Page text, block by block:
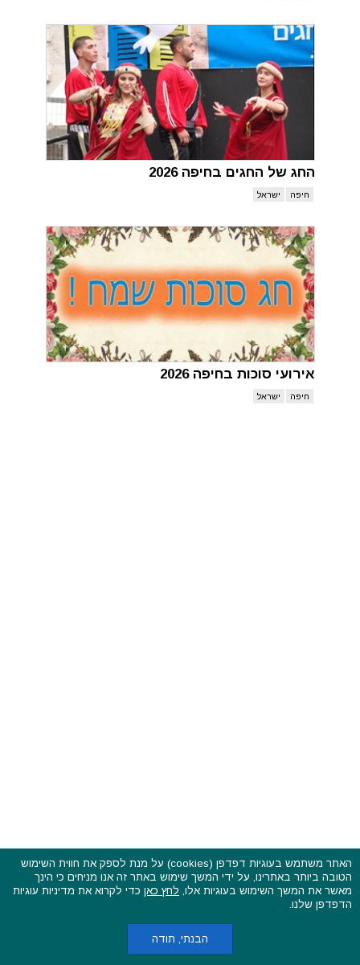
החג של החגים בחיפה 2026
חיפה ישראל
אירועי סוכות בחיפה 2026
חיפה ישראל
פסטיבלים וקרנבלים בעולם - כל הזכויות שמורות © 2015 - 2026
בשותפות עםCarniFest Online
מדיניות עוגיות (קוקיס)
האתר משתמש בעוגיות דפדפן (cookies) על מנת לספק את חווית השימוש
הטובה ביותר באתרינו, על ידי המשך שימוש באתר זה אנו מניחים כי הינך
מאשר את המשך השימוש בעוגיות אלו, לחץ כאן כדי לקרוא את מדיניות עוגיות
הדפדפן שלנו.